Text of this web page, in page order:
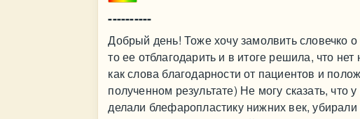
----------
Добрый день! Тоже хочу замолвить словечко
то ее отблагодарить и в итоге решила, что
как слова благодарности от пациентов и
полученном результате) Не могу сказать,
делали блефаропластику нижних век,